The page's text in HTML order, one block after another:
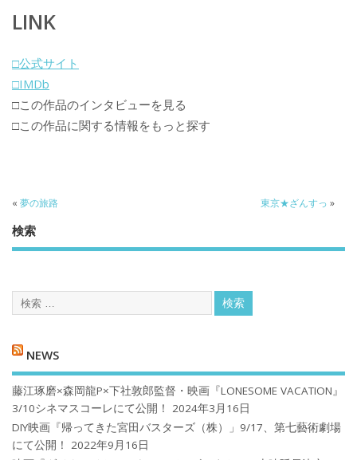
LINK
□公式サイト
□IMDb
□この作品のインタビューを見る
□この作品に関する情報をもっと探す
« 夢の旅路 東京★ざんすっ »
検索
NEWS
藤江琢磨×森岡龍P×下社敦郎監督・映画『LONESOME VACATION』
3/10シネマスコーレにて公開！
2024年3月16日
DIY映画『帰ってきた宮田バスターズ（株）」9/17、第七藝術劇場
にて公開！
2022年9月16日